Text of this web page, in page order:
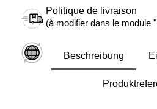
Politique de livraison
(à modifier dans le module
Beschreibung